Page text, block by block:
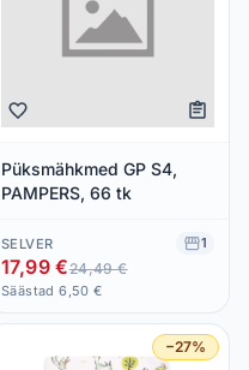
Püksmähkmed GP S4,
PAMPERS, 66 tk
SELVER 1
17,99 €24,49 €
Säästad 6,50 €
−27%